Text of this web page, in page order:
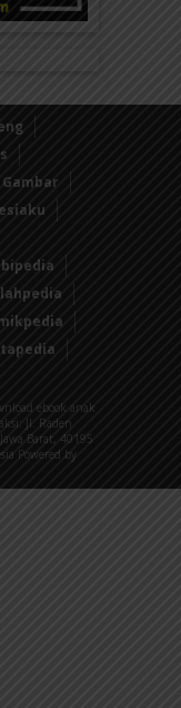
ebook anak
Jl. Raden
Barat, 40195
Powered by